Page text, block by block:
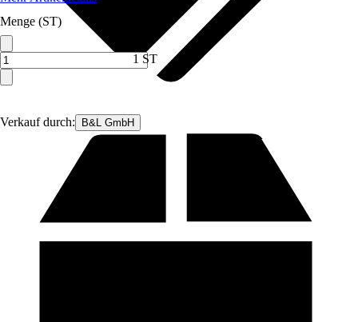
Verkauf durch: B&L GmbH
Menge (ST)
1 ST